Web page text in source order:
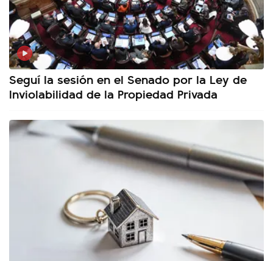
Seguí la sesión en el Senado por la Ley de
Inviolabilidad de la Propiedad Privada